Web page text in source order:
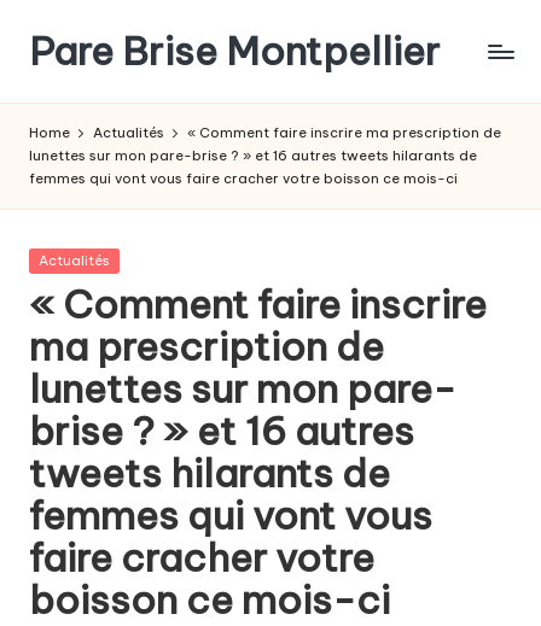
content
Pare Brise Montpellier
Home Actualités
« Comment faire inscrire ma prescription de
lunettes sur mon pare-brise ? » et 16 autres tweets hilarants de
femmes qui vont vous faire cracher votre boisson ce mois-ci
Posted
Actualités
« Comment faire inscrire
ma prescription de
lunettes sur mon pare-
brise ? » et 16 autres
tweets hilarants de
femmes qui vont vous
faire cracher votre
boisson ce mois-ci